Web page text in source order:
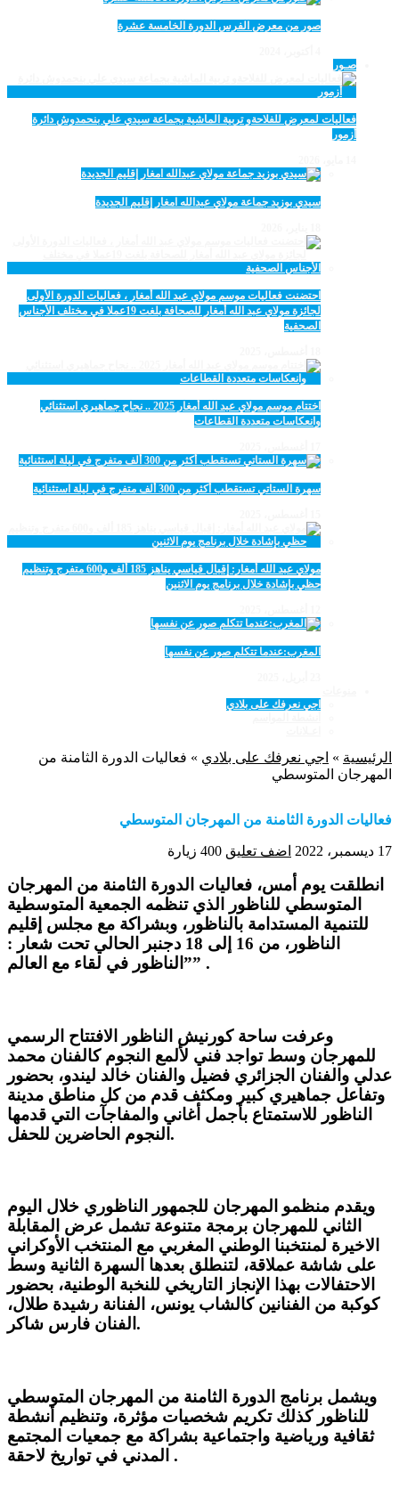
صور من معرض الفرس الدورة الخامسة عشرة
صـور
فعاليات لمعرض للفلاحةو تربية الماشية بجماعة سيدي علي بنحمدوش دائرة
أزمور
سيدي بوزيد جماعة مولاي عبدالله امغار إقليم الجديدة
احتضنت فعاليات موسم مولاي عبد الله أمغار ، فعاليات الدورة الأولى
لجائزة مولاي عبد الله أمغار للصحافة بلغت 19عملا في مختلف الأجناس
الصحفية
اختتام موسم مولاي عبد الله أمغار 2025 .. نجاح جماهيري استثنائي
وانعكاسات متعددة القطاعات
سهرة الستاتي تستقطب أكثر من 300 ألف متفرج في ليلة استثنائية
مولاي عبد الله أمغار: إقبال قياسي يناهز 185 ألف و600 متفرج وتنظيم
حظي بإشادة خلال برنامج يوم الاثنين
المغرب:عندما تتكلم صور عن نفسها
اجي نعرفك على بلادي
الرئيسية » اجي نعرفك على بلادي » فعاليات الدورة الثامنة من
المهرجان المتوسطي
فعاليات الدورة الثامنة من المهرجان المتوسطي
17 ديسمبر، 2022 اضف تعليق 400 زيارة
انطلقت يوم أمس، فعاليات الدورة الثامنة من المهرجان
المتوسطي للناظور الذي تنظمه الجمعية المتوسطية
للتنمية المستدامة بالناظور، وبشراكة مع مجلس إقليم
الناظور، من 16 إلى 18 دجنبر الحالي تحت شعار :
”الناظور في لقاء مع العالم” .
وعرفت ساحة كورنيش الناظور الافتتاح الرسمي
للمهرجان وسط تواجد فني لألمع النجوم كالفنان محمد
عدلي والفنان الجزائري فضيل والفنان خالد ليندو، بحضور
وتفاعل جماهيري كبير ومكثف قدم من كل مناطق مدينة
الناظور للاستمتاع بأجمل أغاني والمفاجآت التي قدمها
النجوم الحاضرين للحفل.
ويقدم منظمو المهرجان للجمهور الناظوري خلال اليوم
الثاني للمهرجان برمجة متنوعة تشمل عرض المقابلة
الاخيرة لمنتخبنا الوطني المغربي مع المنتخب الأوكراني
على شاشة عملاقة، لتنطلق بعدها السهرة الثانية وسط
الاحتفالات بهذا الإنجاز التاريخي للنخبة الوطنية، بحضور
كوكبة من الفنانين كالشاب يونس، الفنانة رشيدة طلال،
الفنان فارس شاكر.
ويشمل برنامج الدورة الثامنة من المهرجان المتوسطي
للناظور كذلك تكريم شخصيات مؤثرة، وتنظيم أنشطة
ثقافية ورياضية واجتماعية بشراكة مع جمعيات المجتمع
المدني في تواريخ لاحقة .